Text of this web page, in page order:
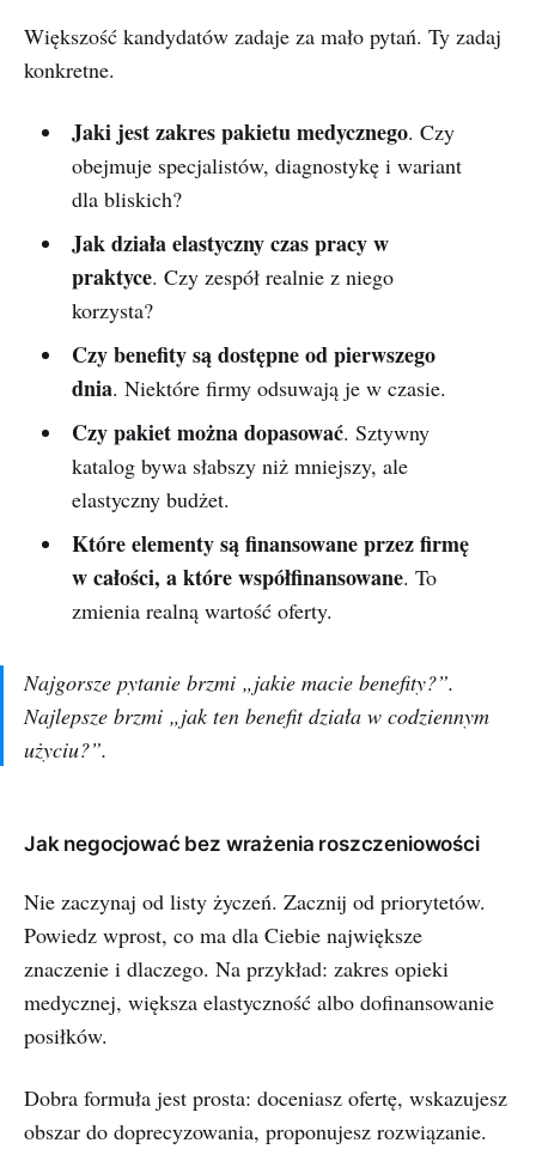
Większość kandydatów zadaje za mało pytań. Ty zadaj
konkretne.
Jaki jest zakres pakietu medycznego. Czy
obejmuje specjalistów, diagnostykę i wariant
dla bliskich?
Jak działa elastyczny czas pracy w
praktyce. Czy zespół realnie z niego
korzysta?
Czy benefity są dostępne od pierwszego
dnia. Niektóre firmy odsuwają je w czasie.
Czy pakiet można dopasować. Sztywny
katalog bywa słabszy niż mniejszy, ale
elastyczny budżet.
Które elementy są finansowane przez firmę
w całości, a które współfinansowane. To
zmienia realną wartość oferty.
Najgorsze pytanie brzmi „jakie macie benefity?”.
Najlepsze brzmi „jak ten benefit działa w codziennym
użyciu?”.
Jak negocjować bez wrażenia roszczeniowości
Nie zaczynaj od listy życzeń. Zacznij od priorytetów.
Powiedz wprost, co ma dla Ciebie największe
znaczenie i dlaczego. Na przykład: zakres opieki
medycznej, większa elastyczność albo dofinansowanie
posiłków.
Dobra formuła jest prosta: doceniasz ofertę, wskazujesz
obszar do doprecyzowania, proponujesz rozwiązanie.